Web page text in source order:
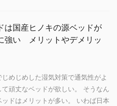
は国産ヒノキの源ベッドが
強い メリットやデメリッ
めじめした湿気対策で通気性がよ
頑丈なベッドが欲しい。 そうなん
ドはメリットが多い。 いわば日本